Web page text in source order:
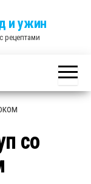
и ужин
рецептами
со